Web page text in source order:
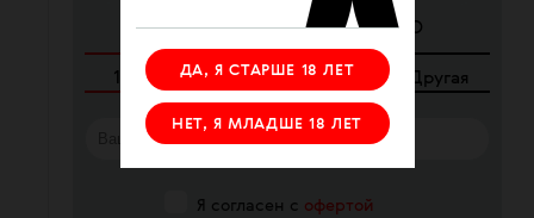
ДА, Я СТАРШЕ 18 ЛЕТ
НЕТ, Я МЛАДШЕ 18 ЛЕТ
ЕЖЕМЕСЯЧНО РАЗОВО
100 ₽ 250 ₽ 340 ₽ Другая
Я согласен с офертой